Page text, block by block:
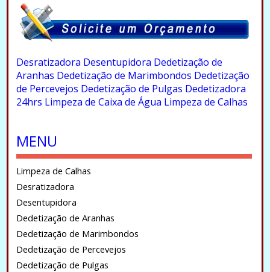
Desratizadora Desentupidora Dedetização de
Aranhas Dedetização de Marimbondos Dedetização
de Percevejos Dedetização de Pulgas Dedetizadora
24hrs Limpeza de Caixa de Água Limpeza de Calhas
MENU
Limpeza de Calhas
Desratizadora
Desentupidora
Dedetização de Aranhas
Dedetização de Marimbondos
Dedetização de Percevejos
Dedetização de Pulgas